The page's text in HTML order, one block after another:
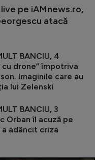
live pe iAMnews.ro,
atacă
BANCIU, 4
cu drone” împotriva
Imaginile care au
lui Zelenski
BANCIU, 3
Orban îl acuză pe
a adâncit criza